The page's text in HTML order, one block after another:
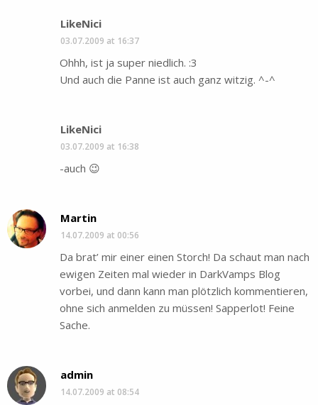
LikeNici
03.07.2009 at 16:37
Ohhh, ist ja super niedlich. :3
Und auch die Panne ist auch ganz witzig. ^-^
LikeNici
03.07.2009 at 16:38
-auch 😉
Martin
14.07.2009 at 00:56
Da brat’ mir einer einen Storch! Da schaut man nach
ewigen Zeiten mal wieder in DarkVamps Blog
vorbei, und dann kann man plötzlich kommentieren,
ohne sich anmelden zu müssen! Sapperlot! Feine
Sache.
admin
14.07.2009 at 08:54